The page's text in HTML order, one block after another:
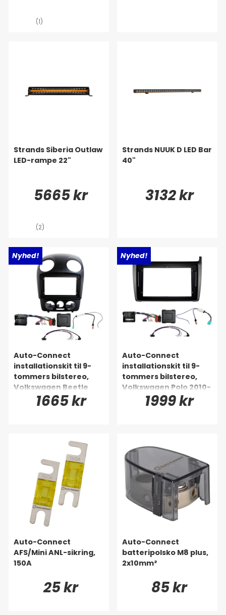
(1)
Strands Siberia Outlaw
LED-rampe 22"
5665 kr
(2)
Strands NUUK D LED Bar
40"
3132 kr
Nyhed!
Auto-Connect
installationskit til 9-
tommers bilstereo,
Volkswagen Beetle
2006-20101665 kr
Nyhed!
Auto-Connect
installationskit til 9-
tommers bilstereo,
Volkswagen Polo 2010-
1999 kr
Auto-Connect
AFS/Mini ANL-sikring,
150A
25 kr
Auto-Connect
batteripolsko M8 plus,
2x10mm²
85 kr